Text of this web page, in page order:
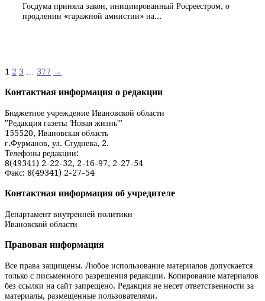
Госдума приняла закон, инициированный Росреестром, о
продлении «гаражной амнистии» на...
Навигация
по
1 2 3 377 →
Контактная информация о редакции
Бюджетное учреждение Ивановской области
"Редакция газеты 'Новая жизнь'"
155520, Ивановская область
г.Фурманов, ул. Студнева, 2.
Телефоны редакции:
8(49341) 2-22-32, 2-16-97, 2-27-54
Факс: 8(49341) 2-27-54
Контактная информация об учредителе
Департамент внутренней политики
Ивановской области
Правовая информация
Все права защищены. Любое использование материалов допускается
только с письменного разрешения редакции. Копирование материалов
без ссылки на сайт запрещено. Редакция не несет ответственности за
материалы, размещенные пользователями.